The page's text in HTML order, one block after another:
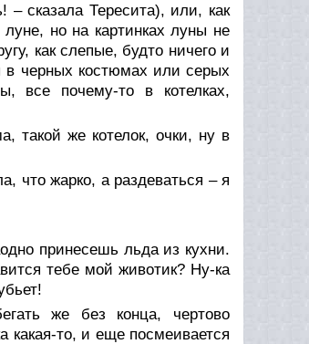
сказала Тересита), или, как
но на картинках луны не
как слепые, будто ничего и
в черных костюмах или серых
все почему-то в котелках,
такой же котелок, очки, ну в
что жарко, а раздеваться – я
принесешь льда из кухни.
тебе мой животик? Ну-ка
же без конца, чертово
какая-то, и еще посмеивается